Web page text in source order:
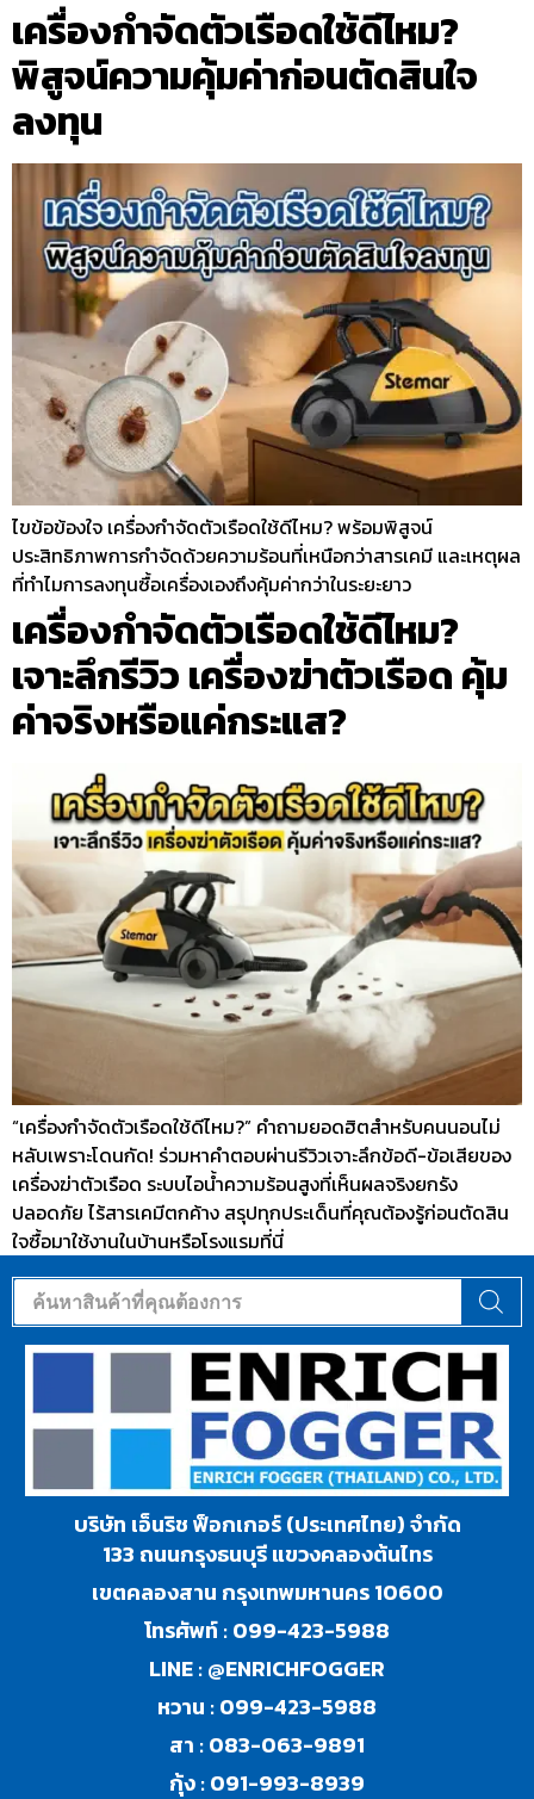
เครื่องกำจัดตัวเรือดใช้ดีไหม?
พิสูจน์ความคุ้มค่าก่อนตัดสินใจ
ลงทุน
ไขข้อข้องใจ เครื่องกำจัดตัวเรือดใช้ดีไหม? พร้อมพิสูจน์
ประสิทธิภาพการกำจัดด้วยความร้อนที่เหนือกว่าสารเคมี และเหตุผล
ที่ทำไมการลงทุนซื้อเครื่องเองถึงคุ้มค่ากว่าในระยะยาว
เครื่องกำจัดตัวเรือดใช้ดีไหม?
เจาะลึกรีวิว เครื่องฆ่าตัวเรือด คุ้ม
ค่าจริงหรือแค่กระแส?
“เครื่องกำจัดตัวเรือดใช้ดีไหม?” คำถามยอดฮิตสำหรับคนนอนไม่
หลับเพราะโดนกัด! ร่วมหาคำตอบผ่านรีวิวเจาะลึกข้อดี-ข้อเสียของ
เครื่องฆ่าตัวเรือด ระบบไอน้ำความร้อนสูงที่เห็นผลจริงยกรัง
ปลอดภัย ไร้สารเคมีตกค้าง สรุปทุกประเด็นที่คุณต้องรู้ก่อนตัดสิน
ใจซื้อมาใช้งานในบ้านหรือโรงแรมที่นี่
บริษัท เอ็นริช ฟ็อกเกอร์ (ประเทศไทย) จำกัด
133 ถนนกรุงธนบุรี แขวงคลองต้นไทร
เขตคลองสาน กรุงเทพมหานคร 10600
โทรศัพท์ :099-423-5988
LINE :@ENRICHFOGGER
หวาน :099-423-5988
สา :083-063-9891
กุ้ง :091-993-8939